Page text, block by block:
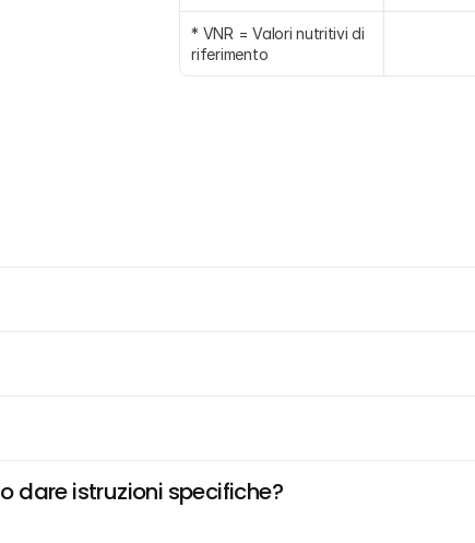
* VNR = Valori nutritivi di
riferimento
dare istruzioni specifiche?